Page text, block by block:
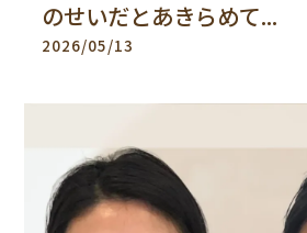
のせいだとあきらめて...
2026/05/13